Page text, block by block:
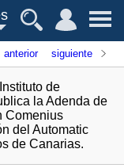
anterior siguiente
de
la Adenda de
Comenius
del Automatic
de Canarias.